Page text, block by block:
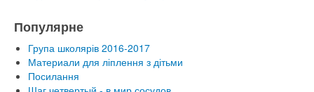
Популярне
Група школярів 2016-2017
Материали для ліплення з дітьми
Посилання